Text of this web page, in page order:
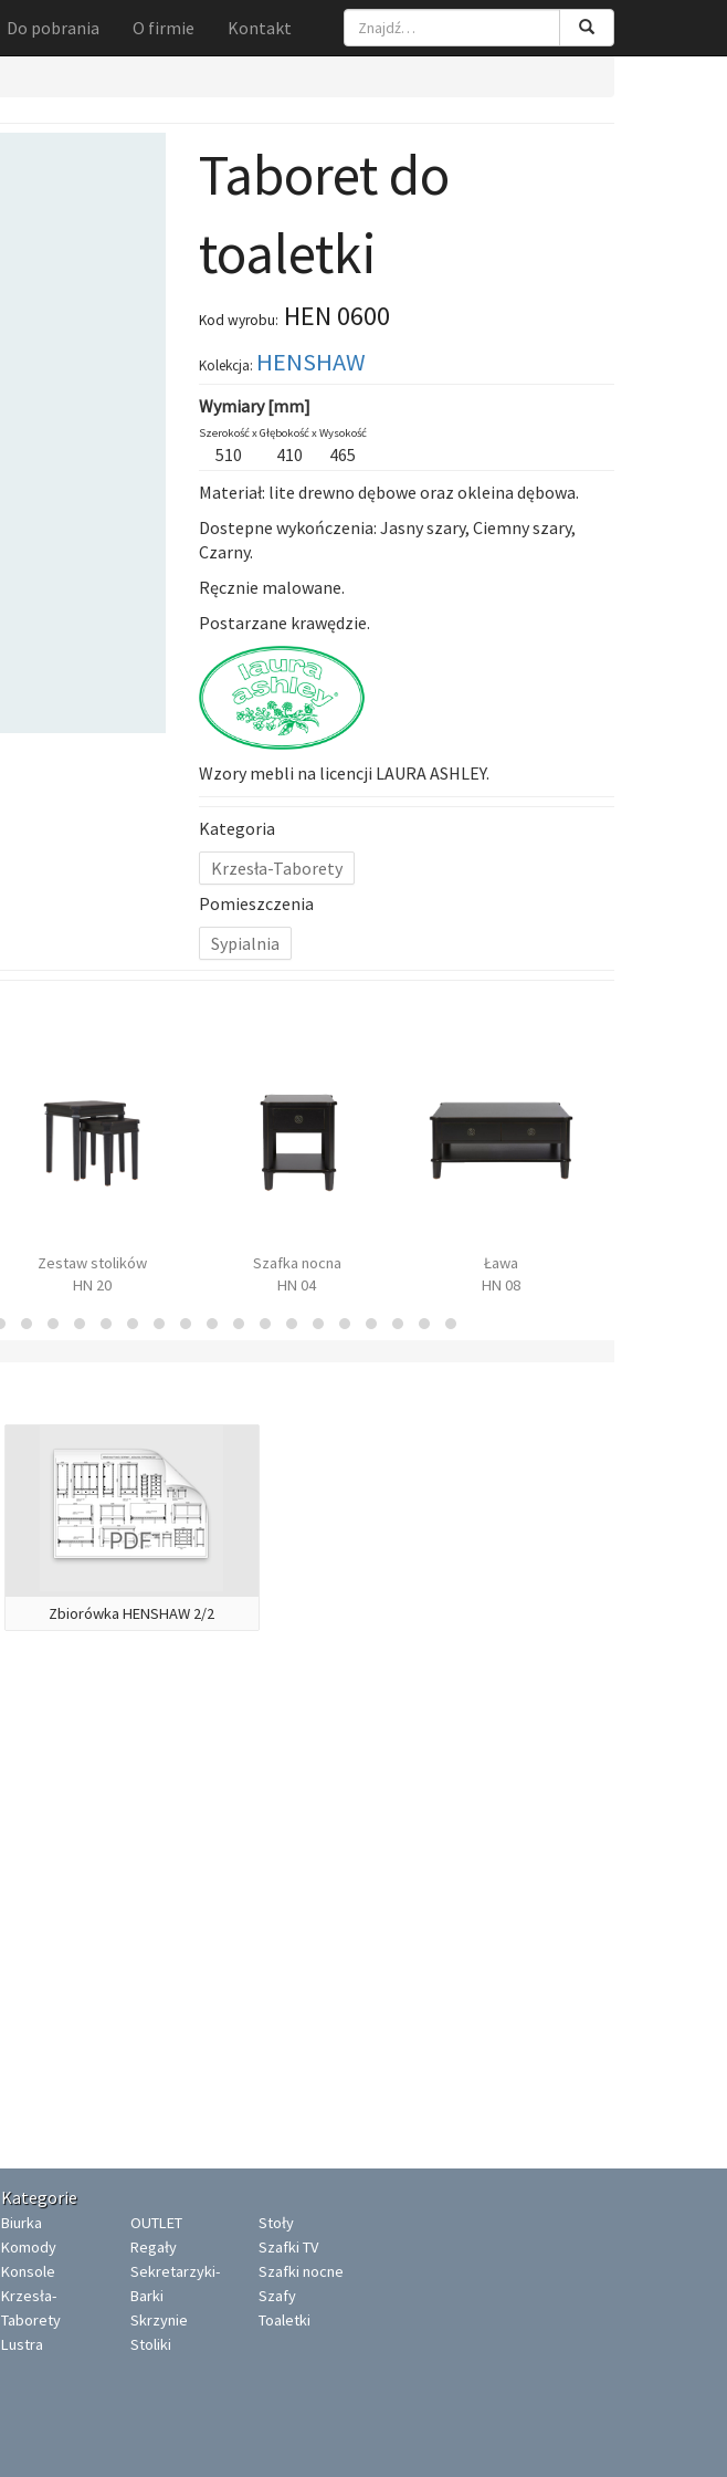
Do pobrania O firmie Kontakt
Taboret do
toaletki
Kod wyrobu: HEN 0600
Kolekcja: HENSHAW
Wymiary [mm]
Szerokość xGłębokość xWysokość
510 410
465
Materiał: lite drewno dębowe oraz okleina dębowa.
Dostepne wykończenia: Jasny szary, Ciemny szary,
Czarny.
Ręcznie malowane.
Postarzane krawędzie.
Wzory mebli na licencji LAURA ASHLEY.
Kategoria
Krzesła-Taborety
Pomieszczenia
Sypialnia
Zestaw stolików
HN 20
Szafka nocna
HN 04
Ława
HN 08
Zbiorówka HENSHAW 2/2
Kategorie
Biurka
Komody
Konsole
Krzesła-
Taborety
Lustra
OUTLET
Regały
Sekretarzyki-
Barki
Skrzynie
Stoliki
Stoły
Szafki TV
Szafki nocne
Szafy
Toaletki